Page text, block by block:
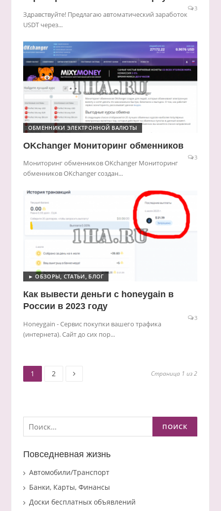
3
Здравствуйте! Предлагаю автоматический заработок
USDT через...
ОБМЕННИКИ ЭЛЕКТРОННОЙ ВАЛЮТЫ
OKchanger Мониторинг обменников
3
Мониторинг обменников OKchanger Мониторинг
обменников OKchanger создан...
► ОБЗОРЫ, СТАТЬИ, БЛОГ
Как вывести деньги с honeygain в
России в 2023 году
3
Honeygain - Сервис покупки вашего трафика
(интернета). Сайт до сих пор...
Пагинация
Старница
1 Старница
2 Страница 1 из 2
Найти:
Повседневная жизнь
Автомобили/Транспорт
Банки, Карты, Финансы
Доски бесплатных объявлений